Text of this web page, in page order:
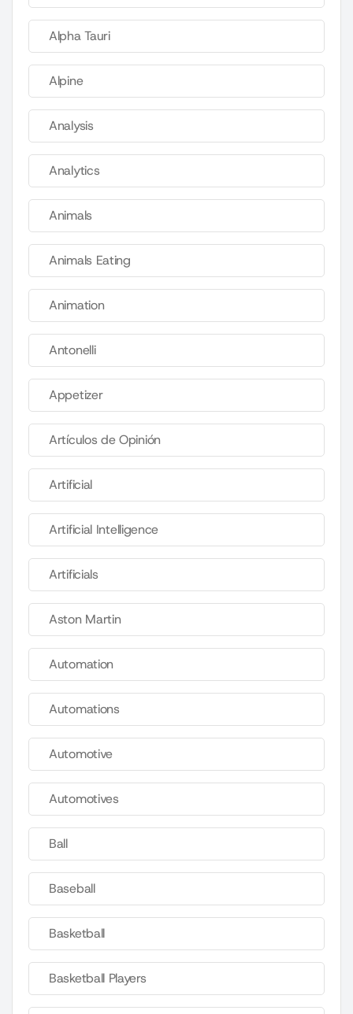
Alpha Tauri
Alpine
Analysis
Analytics
Animals
Animals Eating
Animation
Antonelli
Appetizer
Artículos de Opinión
Artificial
Artificial Intelligence
Artificials
Aston Martin
Automation
Automations
Automotive
Automotives
Ball
Baseball
Basketball
Basketball Players